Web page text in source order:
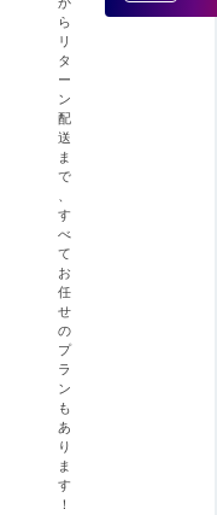
ら
リ
タ
ー
ン
配
送
ま
で
、
す
べ
て
お
任
せ
の
プ
ラ
ン
も
あ
り
ま
す
！